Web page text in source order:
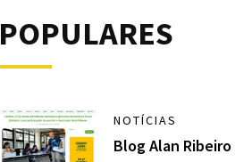
POPULARES
NOTÍCIAS
Blog Alan Ribeiro